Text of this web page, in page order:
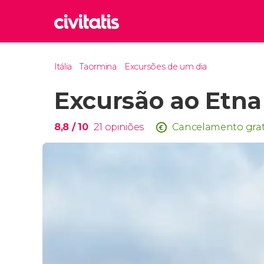
Reino
Itália Taormina Excursões de um dia
Excursão ao Etna
8,8 / 10 21 opiniões Cancelamento